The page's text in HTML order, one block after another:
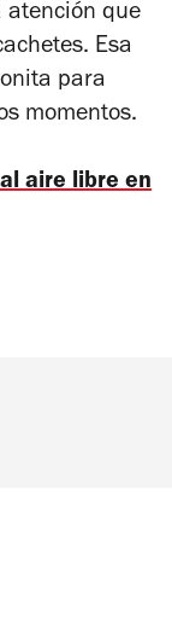
atención que
Esa
para
momentos.
aire libre en